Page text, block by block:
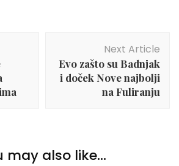
Next Article
Evo zašto su Badnjak
i doček Nove najbolji
na Fuliranju
may also like...